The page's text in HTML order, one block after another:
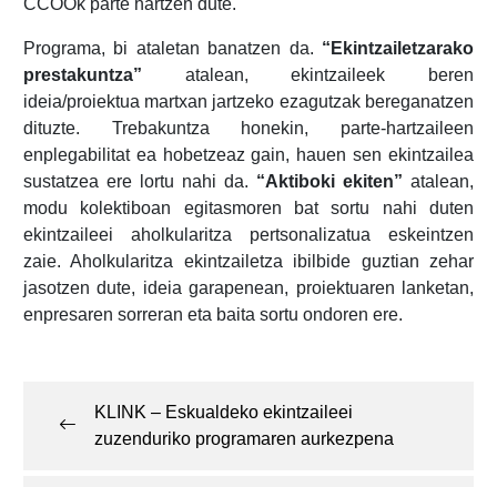
CCOOk parte hartzen dute.
Programa, bi ataletan banatzen da. “Ekintzailetzarako
prestakuntza” atalean, ekintzaileek beren
ideia/proiektua martxan jartzeko ezagutzak bereganatzen
dituzte. Trebakuntza honekin, parte-hartzaileen
enplegabilitat ea hobetzeaz gain, hauen sen ekintzailea
sustatzea ere lortu nahi da. “Aktiboki ekiten” atalean,
modu kolektiboan egitasmoren bat sortu nahi duten
ekintzaileei aholkularitza pertsonalizatua eskeintzen
zaie. Aholkularitza ekintzailetza ibilbide guztian zehar
jasotzen dute, ideia garapenean, proiektuaren lanketan,
enpresaren sorreran eta baita sortu ondoren ere.
KLINK – Eskualdeko ekintzaileei
zuzenduriko programaren aurkezpena